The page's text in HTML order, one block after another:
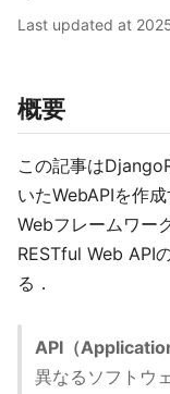
Last updated at
概要
この記事は
いたWebAPIを作
Webフレームワー
RESTful Web API
る．
API（
異なるソフトウ